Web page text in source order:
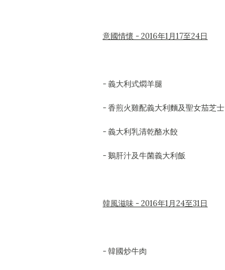
意國情懷 - 2016年1月17至24日
- 義大利式燜羊腿
- 香煎火雞配義大利麵及聖女茄芝士
- 義大利乳清乾酪水餃
- 鵝肝汁及牛菌義大利飯
韓風滋味 - 2016年1月24至31日
- 韓國炒牛肉